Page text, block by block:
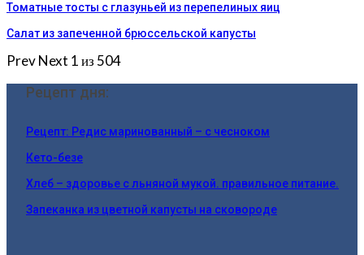
Томатные тосты с глазуньей из перепелиных яиц
Салат из запеченной брюссельской капусты
PrevNext 1 из 504
Рецепт дня:
Рецепт: Редис маринованный – с чесноком
Кето-безе
Хлеб – здоровье с льняной мукой. правильное питание.
Запеканка из цветной капусты на сковороде